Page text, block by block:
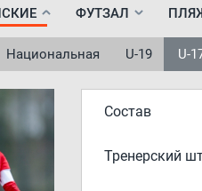
U-
U-19
Национальная
ФУТЗАЛ
Состав
Тренерский